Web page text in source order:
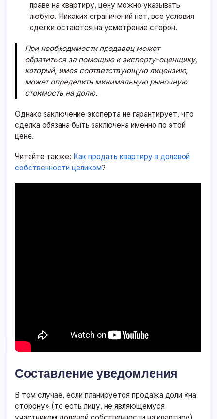
праве на квартиру, цену можно указывать
любую. Никаких ограничений нет, все условия
сделки остаются на усмотрение сторон.
При необходимости продавец может
обратиться за помощью к эксперту-оценщику,
который, имея соответствующую лицензию,
может определить минимальную рыночную
стоимость на долю.
Однако заключение эксперта не гарантирует, что
сделка обязана быть заключена именно по этой
цене.
Читайте также: Как продать квартиру в долевой
собственности целиком?
Составление уведомления
В том случае, если планируется продажа доли «на
сторону» (то есть лицу, не являющемуся